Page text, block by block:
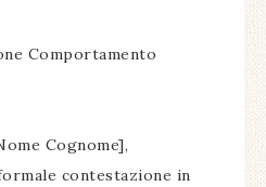
Comportamento
Cognome],
contestazione in